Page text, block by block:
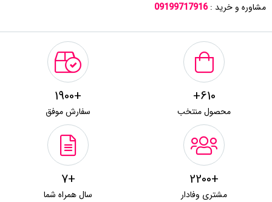
مشاوره و خرید :09199717916
610+
محصول منتخب
+1900
سفارش موفق
+2200
مشتری وفادار
+7
سال همراه شما